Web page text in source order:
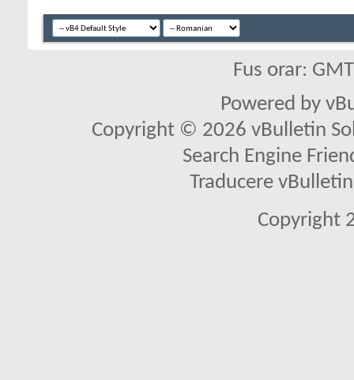
Fus orar:
Powered by
Copyright © 2026 vBulletin
Search Engine
Traducere
Copyright